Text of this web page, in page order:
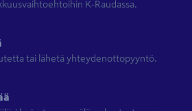
K-Raudassa.
tai lähetä yhteydenottopyyntö.